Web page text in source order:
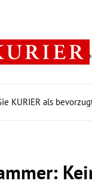
PolitikWirtschaft
KURIER als